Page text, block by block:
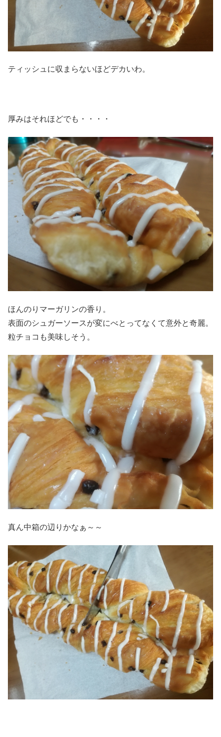
ティッシュに収まらないほどデカいわ。
厚みはそれほどでも・・・・
ほんのりマーガリンの香り。
表面のシュガーソースが変にべとってなくて意外と奇麗。
粒チョコも美味しそう。
真ん中箱の辺りかなぁ～～